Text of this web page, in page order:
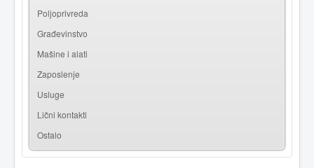
Poljoprivreda
Građevinstvo
Mašine i alati
Zaposlenje
Usluge
Lični kontakti
Ostalo